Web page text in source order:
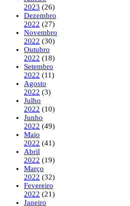
2023 (26)
Dezembro
2022 (27)
Novembro
2022 (30)
Outubro
2022 (18)
Setembro
2022 (11)
Agosto
2022 (3)
Julho
2022 (10)
Junho
2022 (49)
Maio
2022 (41)
Abril
2022 (19)
Março
2022 (32)
Fevereiro
2022 (21)
Janeiro